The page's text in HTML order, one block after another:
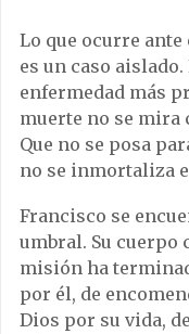
Lo que ocurre ante
es un caso
enfermedad más
muerte no se mira
Que no se posa
no se inmortaliza
Francisco se
umbral. Su cuerpo
misión ha
por él, de
Dios por su vida,